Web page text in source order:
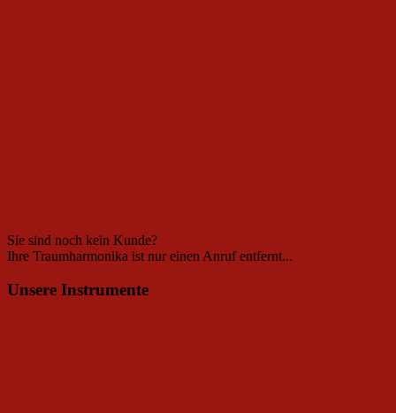
Sie sind noch kein Kunde?
Ihre Traumharmonika ist nur einen Anruf entfernt...
Unsere Instrumente